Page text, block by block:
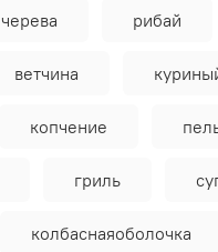
черева рибай
ветчина
копчение
гриль
колбаснаяоболочка